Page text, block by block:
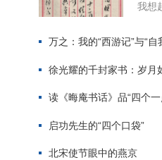
我
万之：我的“西游记”与“自
徐光耀的千封家书：岁月
读《晦庵书话》品“四个
启功先生的“四个口袋”
北宋使节眼中的燕京